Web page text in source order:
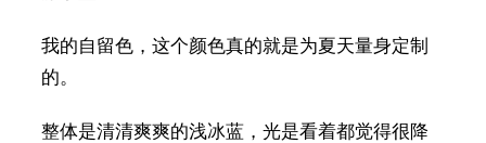
我的自留色，这个颜色真的就是为夏天量身定制
的。
整体是清清爽爽的浅冰蓝，光是看着都觉得很降